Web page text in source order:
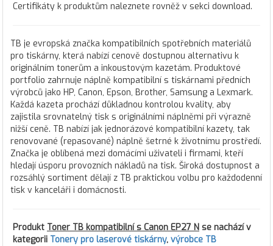
Certifikáty k produktům naleznete rovněž v sekci download.
TB je evropská značka kompatibilních spotřebních materiálů
pro tiskárny, která nabízí cenově dostupnou alternativu k
originálním tonerům a inkoustovým kazetám. Produktové
portfolio zahrnuje náplně kompatibilní s tiskárnami předních
výrobců jako HP, Canon, Epson, Brother, Samsung a Lexmark.
Každá kazeta prochází důkladnou kontrolou kvality, aby
zajistila srovnatelný tisk s originálními náplněmi při výrazně
nižší ceně. TB nabízí jak jednorázové kompatibilní kazety, tak
renovované (repasované) náplně šetrné k životnímu prostředí.
Značka je oblíbená mezi domácími uživateli i firmami, kteří
hledají úsporu provozních nákladů na tisk. Široká dostupnost a
rozsáhlý sortiment dělají z TB praktickou volbu pro každodenní
tisk v kanceláři i domácnosti.
Produkt Toner TB kompatibilní s Canon EP27 N se nachází v
kategorii Tonery pro laserové tiskárny, výrobce TB